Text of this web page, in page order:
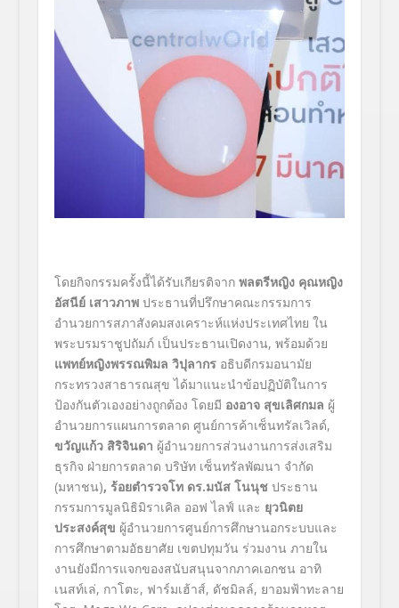
โดยกิจกรรมครั้งนี้ได้รับเกียรติจาก พลตรีหญิง คุณหญิง
อัสนีย์ เสาวภาพประธานที่ปรึกษาคณะกรรมการ
อำนวยการสภาสังคมสงเคราะห์แห่งประเทศไทย ใน
พระบรมราชูปถัมภ์ เป็นประธานเปิดงาน, พร้อมด้วย
แพทย์หญิงพรรณพิมล วิปุลากรอธิบดีกรมอนามัย
กระทรวงสาธารณสุข ได้มาแนะนำข้อปฏิบัติในการ
ป้องกันตัวเองอย่างถูกต้อง โดยมี องอาจ สุขเลิศกมล ผู้
อำนวยการแผนการตลาด ศูนย์การค้าเซ็นทรัลเวิลด์,
ขวัญแก้ว สิริจินดา ผู้อำนวยการส่วนงานการส่งเสริม
ธุรกิจ ฝ่ายการตลาด บริษัท เซ็นทรัลพัฒนา จำกัด
(มหาชน), ร้อยตำรวจโท ดร.มนัส โนนุช ประธาน
กรรมการมูลนิธิมิราเคิล ออฟ ไลฟ์ และ ยุวนิตย
ประสงค์สุข ผู้อำนวยการศูนย์การศึกษานอกระบบและ
การศึกษาตามอัธยาศัย เขตปทุมวัน ร่วมงาน ภายใน
งานยังมีการแจกของสนับสนุนจากภาคเอกชน อาทิ
เนสท์เล่, กาโตะ, ฟาร์มเฮ้าส์, ดัชมิลล์, ยาอมฟ้าทะลาย